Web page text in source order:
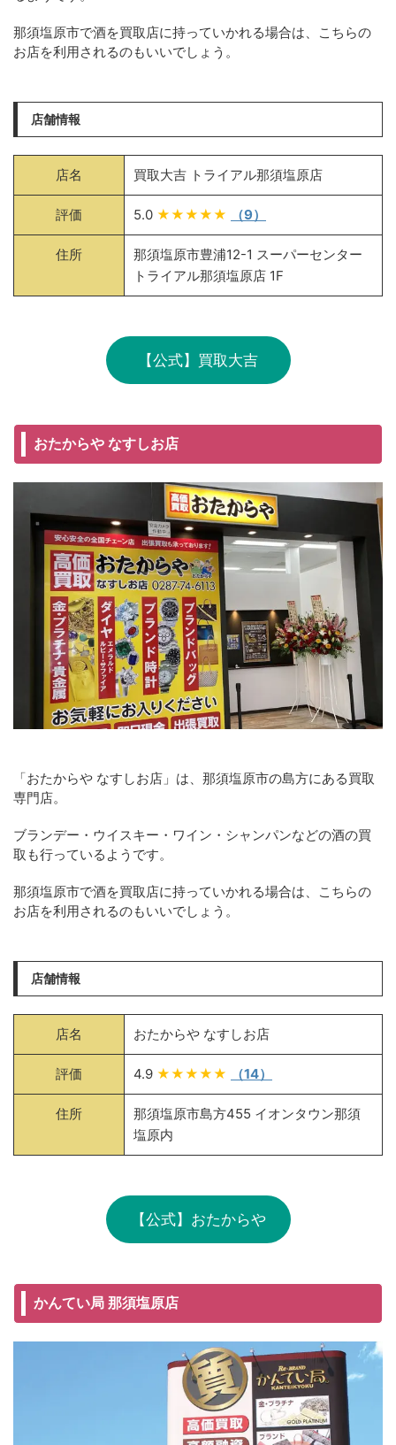
那須塩原市で酒を買取店に持っていかれる場合は、こちらの
お店を利用されるのもいいでしょう。
店舗情報
店名 買取大吉 トライアル那須塩原店
評価 5.0 ★★★★★ （9）
住所
那須塩原市豊浦12-1 スーパーセンター
トライアル那須塩原店 1F
【公式】買取大吉
おたからや なすしお店
「おたからや なすしお店」は、那須塩原市の島方にある買取
専門店。
ブランデー・ウイスキー・ワイン・シャンパンなどの酒の買
取も行っているようです。
那須塩原市で酒を買取店に持っていかれる場合は、こちらの
お店を利用されるのもいいでしょう。
店舗情報
店名 おたからや なすしお店
評価 4.9 ★★★★★ （14）
住所
那須塩原市島方455 イオンタウン那須
塩原内
【公式】おたからや
かんてい局 那須塩原店